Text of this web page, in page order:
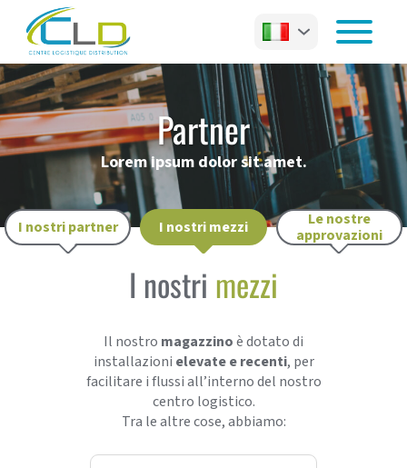
Partner
Lorem ipsum dolor sit amet.
I nostri partner I nostri mezzi
Le nostre
approvazioni
I nostri mezzi
Il nostro magazzinoè dotato di
installazioni elevate e recenti, per
facilitare i flussi all’interno del nostro
centro logistico.
Tra le altre cose, abbiamo: